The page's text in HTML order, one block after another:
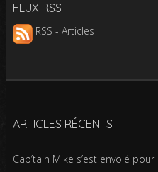
FLUX RSS
RSS - Articles
ARTICLES RÉCENTS
Cap’tain Mike s’est envolé